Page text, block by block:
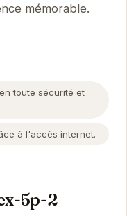
mémorable.
toute sécurité et
à l'accès internet.
5p-2